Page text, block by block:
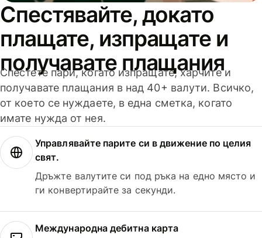
Спестявайте, докато
плащате, изпращате и
получавате плащания
Спестете пари, когато изпращате, харчите и
получавате плащания в над 40+ валути. Всичко,
от което се нуждаете, в една сметка, когато
имате нужда от нея.
Управлявайте парите си в движение по целия
свят.
Дръжте валутите си под ръка на едно място и
ги конвертирайте за секунди.
Международна дебитна карта